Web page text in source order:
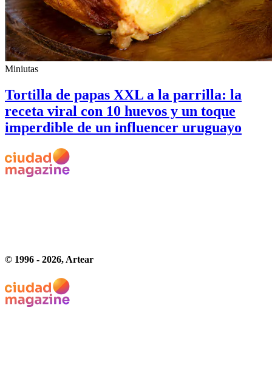
Miniutas
Tortilla de papas XXL a la parrilla: la
receta viral con 10 huevos y un toque
imperdible de un influencer uruguayo
© 1996 - 2026, Artear